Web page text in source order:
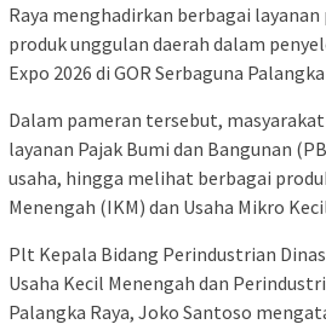
Raya menghadirkan berbagai
produk unggulan daerah dalam
Expo 2026 di GOR Serbaguna Palangka
Dalam pameran tersebut,
layanan Pajak Bumi dan Bangunan
usaha, hingga melihat berbagai
Menengah (IKM) dan Usaha Mikro
Plt Kepala Bidang Perindustrian
Usaha Kecil Menengah dan
Palangka Raya, Joko Santoso